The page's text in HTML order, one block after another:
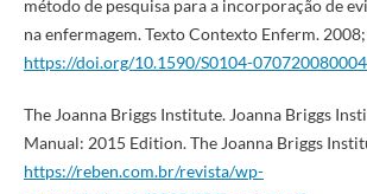
método de pesquisa para a incorporação de
na enfermagem. Texto Contexto Enferm.
https://doi.org/10.1590/S0104-
The Joanna Briggs Institute. Joanna Briggs
Manual: 2015 Edition. The Joanna Briggs
https://reben.com.br/revista/wp-